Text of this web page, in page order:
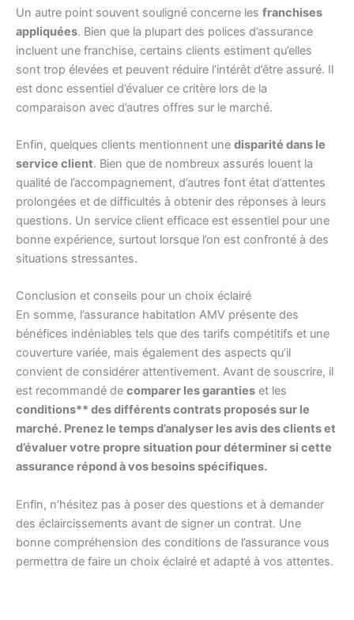
Un autre point souvent souligné concerne les franchises
appliquées. Bien que la plupart des polices d’assurance
incluent une franchise, certains clients estiment qu’elles
sont trop élevées et peuvent réduire l’intérêt d’être assuré. Il
est donc essentiel d’évaluer ce critère lors de la
comparaison avec d’autres offres sur le marché.
Enfin, quelques clients mentionnent une disparité dans le
service client. Bien que de nombreux assurés louent la
qualité de l’accompagnement, d’autres font état d’attentes
prolongées et de difficultés à obtenir des réponses à leurs
questions. Un service client efficace est essentiel pour une
bonne expérience, surtout lorsque l’on est confronté à des
situations stressantes.
Conclusion et conseils pour un choix éclairé
En somme, l’assurance habitation AMV présente des
bénéfices indéniables tels que des tarifs compétitifs et une
couverture variée, mais également des aspects qu’il
convient de considérer attentivement. Avant de souscrire, il
est recommandé de comparer les garanties et les
conditions** des différents contrats proposés sur le
marché. Prenez le temps d’analyser les avis des clients et
d’évaluer votre propre situation pour déterminer si cette
assurance répond à vos besoins spécifiques.
Enfin, n’hésitez pas à poser des questions et à demander
des éclaircissements avant de signer un contrat. Une
bonne compréhension des conditions de l’assurance vous
permettra de faire un choix éclairé et adapté à vos attentes.